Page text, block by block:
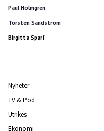
Paul Holmgren
Torsten Sandström
Birgitta Sparf
Nyheter
TV & Pod
Utrikes
Ekonomi